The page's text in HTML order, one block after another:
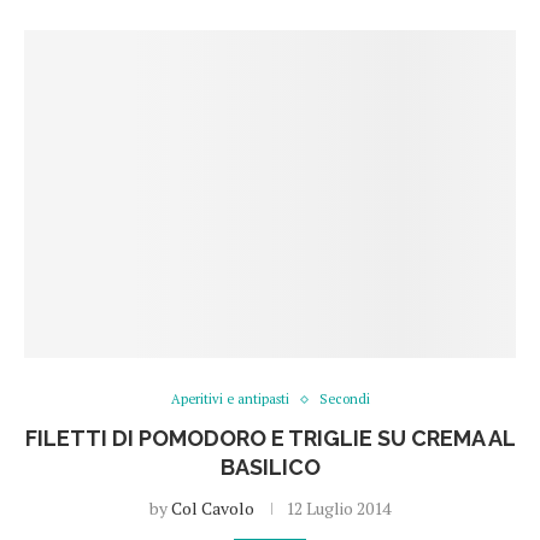
Aperitivi e antipasti Secondi
FILETTI DI POMODORO E TRIGLIE SU CREMA AL
BASILICO
byCol Cavolo 12 Luglio 2014